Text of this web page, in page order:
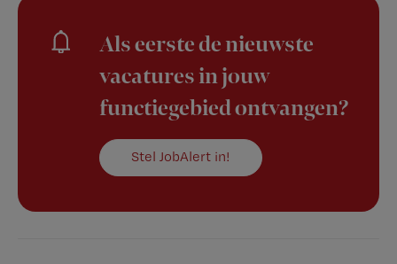
Als eerste de nieuwste
vacatures in jouw
functiegebied ontvangen?
Stel JobAlert in!